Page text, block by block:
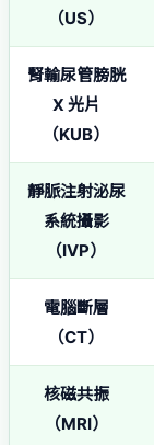
（US）
腎輸尿管膀胱
X 光片
（KUB）
靜脈注射泌尿
系統攝影
（IVP）
電腦斷層
（CT）
核磁共振
（MRI）